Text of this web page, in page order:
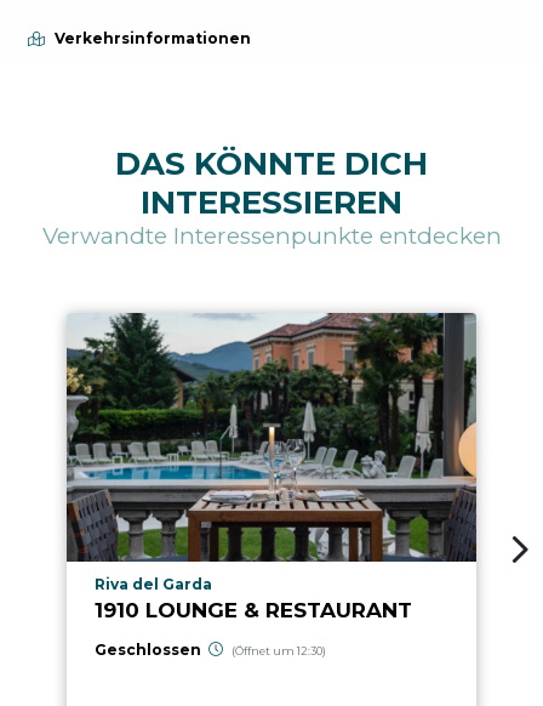
Verkehrsinformationen
DAS KÖNNTE DICH
INTERESSIEREN
Verwandte Interessenpunkte entdecken
aria.poi_location_prefix
Riva del Garda
1910 LOUNGE & RESTAURANT
Geschlossen (Öffnet um 12:30)